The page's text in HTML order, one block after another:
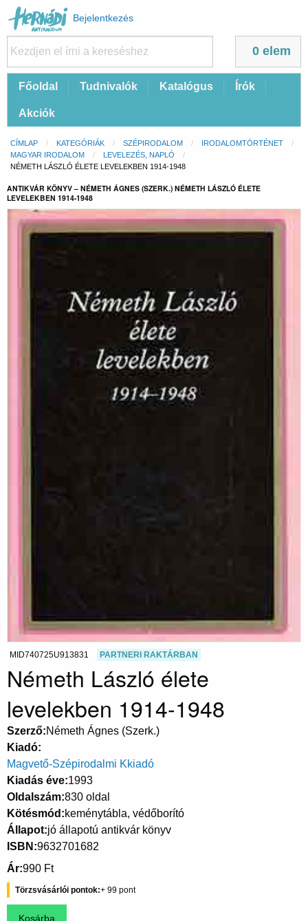
Felhasználói
fiók
menüje
Bejelentkezés
0 elem
FőFőoldal Tudnivalók Katalógus Írók
Akciók
Morzsa
CÍMLAP KATEGÓRIÁK SZÉPIRODALOM
IRODALOMTÖRTÉNET
MAGYAR IRODALOM
LEVELEZÉS, NAPLÓ
CURRENT:
NÉMETH LÁSZLÓ ÉLETE LEVELEKBEN 1914-1948
ANTIKVÁR KÖNYV – NÉMETH ÁGNES (SZERK.) NÉMETH LÁSZLÓ ÉLETE
LEVELEKBEN 1914-1948
MID740725U913831 PARTNERI RAKTÁRBAN
Németh László élete
levelekben 1914-1948
Szerző Németh Ágnes (Szerk.)
Kiadó
Magvető-Szépirodalmi Kkiadó
Kiadás éve 1993
Oldalszám 830 oldal
Kötésmód keménytábla, védőborító
Állapot jó állapotú antikvár könyv
ISBN 9632701682
Ár 990 Ft
Törzsvásárlói pontok 99